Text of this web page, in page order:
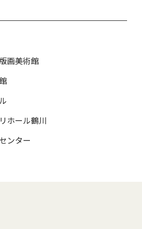
画美術館
ホール鶴川
ンター